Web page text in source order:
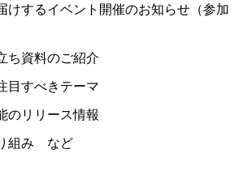
けするイベント開催のお知らせ（参加
ち資料のご紹介
目すべきテーマ
のリリース情報
組み など